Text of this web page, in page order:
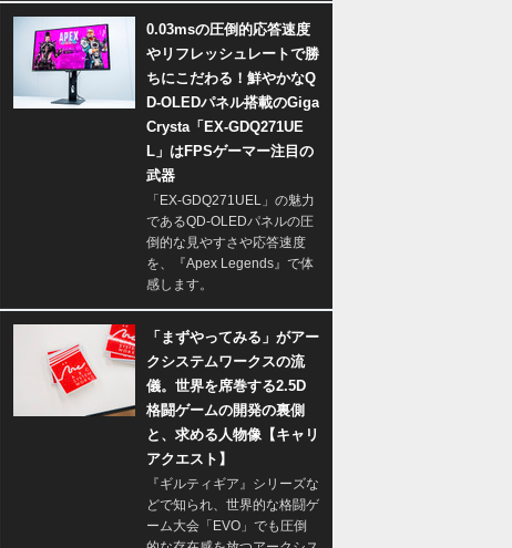
0.03msの圧倒的応答速度
やリフレッシュレートで勝
ちにこだわる！鮮やかなQ
D-OLEDパネル搭載のGiga
Crysta「EX-GDQ271UE
L」はFPSゲーマー注目の
武器
「EX-GDQ271UEL」の魅力
であるQD-OLEDパネルの圧
倒的な見やすさや応答速度
を、『Apex Legends』で体
感します。
「まずやってみる」がアー
クシステムワークスの流
儀。世界を席巻する2.5D
格闘ゲームの開発の裏側
と、求める人物像【キャリ
アクエスト】
『ギルティギア』シリーズな
どで知られ、世界的な格闘ゲ
ーム大会「EVO」でも圧倒